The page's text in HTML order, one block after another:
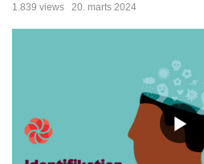
1.839 views 20. marts 2024